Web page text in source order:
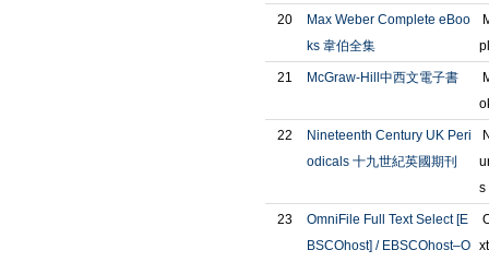
20
Max Weber Complete eBoo
ks 韋伯全集
21 McGraw-Hill中西文電子書
22
Nineteenth Century UK Peri
odicals 十九世紀英國期刊
s
23
OmniFile Full Text Select [E
BSCOhost] / EBSCOhost–O